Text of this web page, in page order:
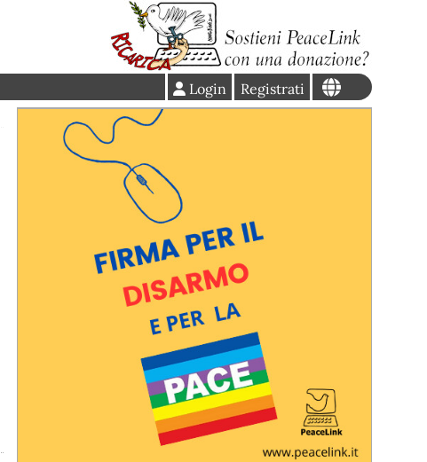
Registrati
Login